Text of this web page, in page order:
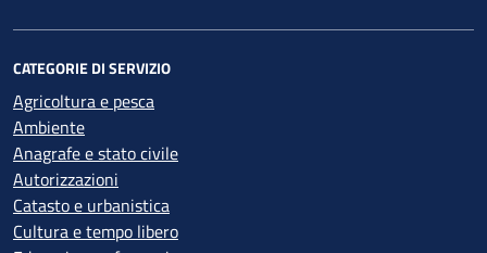
CATEGORIE DI SERVIZIO
Agricoltura e pesca
Ambiente
Anagrafe e stato civile
Autorizzazioni
Catasto e urbanistica
Cultura e tempo libero